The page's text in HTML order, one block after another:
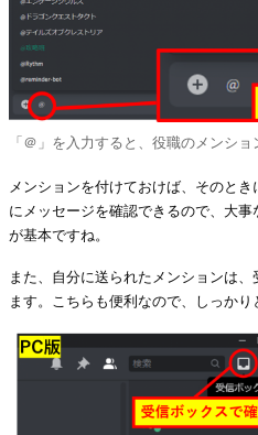
「＠」を入力すると、役職のメンシ
メンションを付けておけば、そのと
にメッセージを確認できるので、大
が基本ですね。
また、自分に送られたメンションは
ます。こちらも便利なので、しっかり